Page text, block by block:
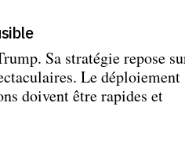
Sa stratégie repose
Le déploiement
doivent être rapides et